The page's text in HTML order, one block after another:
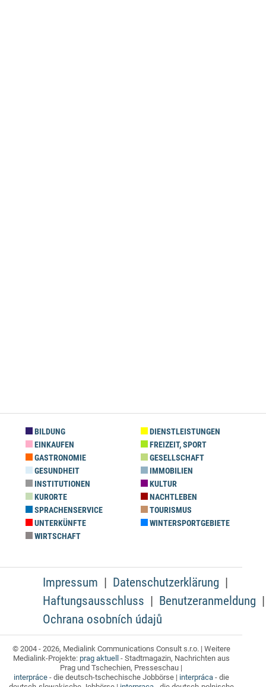
BILDUNG
DIENSTLEISTUNGEN
EINKAUFEN
FREIZEIT, SPORT
GASTRONOMIE
GESELLSCHAFT
GESUNDHEIT
IMMOBILIEN
INSTITUTIONEN
KULTUR
KURORTE
NACHTLEBEN
SPRACHENSERVICE
TOURISMUS
UNTERKÜNFTE
WINTERSPORTGEBIETE
WIRTSCHAFT
Impressum
Datenschutzerklärung
Haftungsausschluss
Benutzeranmeldung
Ochrana osobních údajů
© 2004 - 2026, Medialink Communications Consult s.r.o. | Weitere
Medialink-Projekte: prag aktuell - Stadtmagazin, Nachrichten aus
Prag und Tschechien, Presseschau |
interpráce- die deutsch-tschechische Jobbörse | interpráca- die